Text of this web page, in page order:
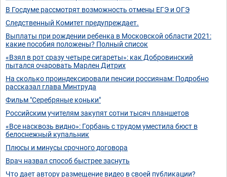
В Госдуме рассмотрят возможность отмены ЕГЭ и ОГЭ
Следственный Комитет предупреждает.
Выплаты при рождении ребенка в Московской области 2021:
какие пособия положены? Полный список
«Взял в рот сразу четыре сигареты»: как Добровинский
пытался очаровать Марлен Дитрих
На сколько проиндексировали пенсии россиянам: Подробно
рассказал глава Минтруда
Фильм "Серебряные коньки"
Российским учителям закупят сотни тысяч планшетов
«Все насквозь видно»: Горбань с трудом уместила бюст в
белоснежный купальник
Плюсы и минусы срочного договора
Врач назвал способ быстрее заснуть
Что дает автору размещение видео в своей публикации?